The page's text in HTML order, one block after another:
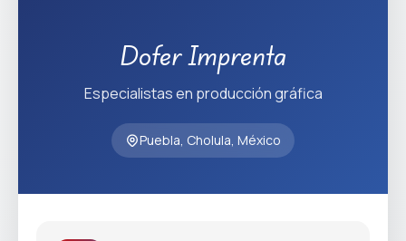
Dofer Imprenta
Especialistas en producción gráfica
Puebla, Cholula, México